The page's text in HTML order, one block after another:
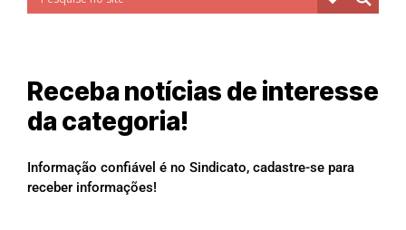
Receba notícias de interesse
da categoria!
Informação confiável é no Sindicato, cadastre-se para
receber informações!